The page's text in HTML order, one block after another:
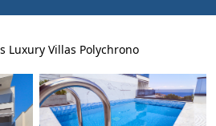
Luxury Villas Polychrono